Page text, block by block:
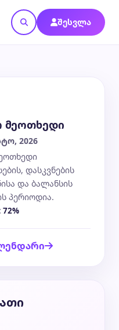
შესვლა
2026
დასკვნების
და ბალანსის
პერიოდია.
72%